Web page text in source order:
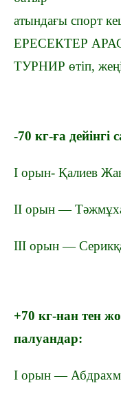
атындағы спорт
ЕРЕСЕКТЕР
ТУРНИР өтіп,
-70 кг-ға
І орын- Қалиев
ІІ орын —
ІІІ орын —
+70 кг-нан тен
палуандар:
І орын —